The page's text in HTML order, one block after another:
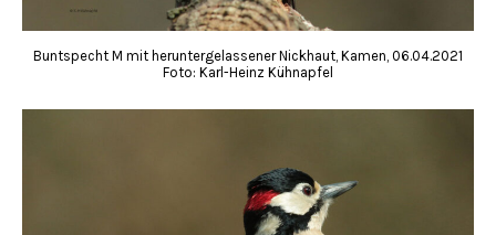
Buntspecht M mit heruntergelassener Nickhaut, Kamen, 06.04.2021
Foto: Karl-Heinz Kühnapfel